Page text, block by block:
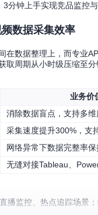
分钟上手实现竞品监控
数据采集效率
在数据整理上，而专业
周期从小时级压缩至分
业务价
消除数据盲点，支持多
采集速度提升300%，支
网络异常下数据完整率
无缝对接Tableau、
播监控、热点追踪场景